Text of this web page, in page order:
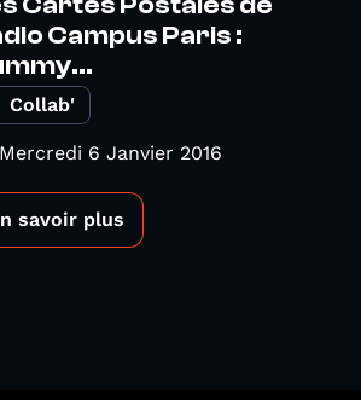
Campus Paris :
Collab'
Mercredi 6 Janvier 2016
savoir plus